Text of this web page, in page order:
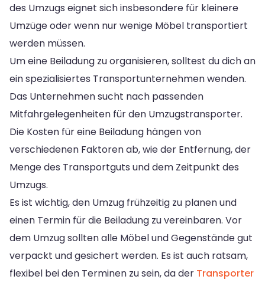
des Umzugs eignet sich insbesondere für kleinere
Umzüge oder wenn nur wenige Möbel transportiert
werden müssen.
Um eine Beiladung zu organisieren, solltest du dich an
ein spezialisiertes Transportunternehmen wenden.
Das Unternehmen sucht nach passenden
Mitfahrgelegenheiten für den Umzugstransporter.
Die Kosten für eine Beiladung hängen von
verschiedenen Faktoren ab, wie der Entfernung, der
Menge des Transportguts und dem Zeitpunkt des
Umzugs.
Es ist wichtig, den Umzug frühzeitig zu planen und
einen Termin für die Beiladung zu vereinbaren. Vor
dem Umzug sollten alle Möbel und Gegenstände gut
verpackt und gesichert werden. Es ist auch ratsam,
flexibel bei den Terminen zu sein, da der Transporter